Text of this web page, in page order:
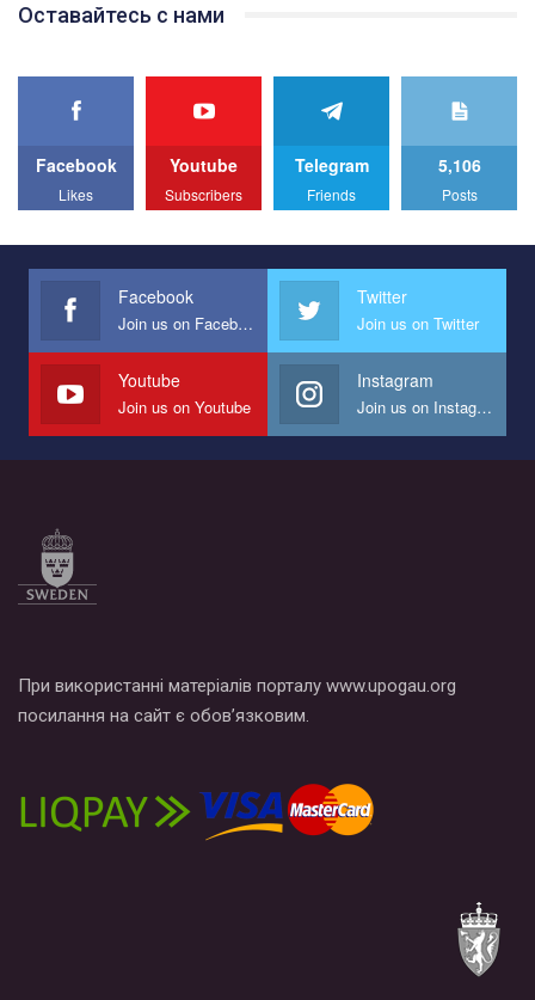
best video, representing programme for the development of
We appeal to your support and ask to help us implement our plan
All you have to do is to press "Like" below the video.
Эмоционально сильный ролик от команды "Гей-альянс
представляющий программу развития организации.
Мы просим вас поддержать нас и помочь нам реализовать
наш план по борьбе с насилием и дискриминацией на почве
СОГИ в Украине.
Все, что вам нужно сделать - это зайти на наш канал YouTube
Оставайтесь с нами
Facebook
Likes
Youtube
Subscribers
Telegram
Friends
5,106
Posts
Facebook
Join us on Facebook
Twitter
Join us on Twitter
Youtube
Join us on Youtube
Instagram
Join us on Instagram
При використанні матеріалів порталу www.upogau.org
посилання на сайт є обов’язковим.